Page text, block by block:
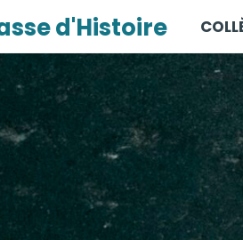
d'Histoire